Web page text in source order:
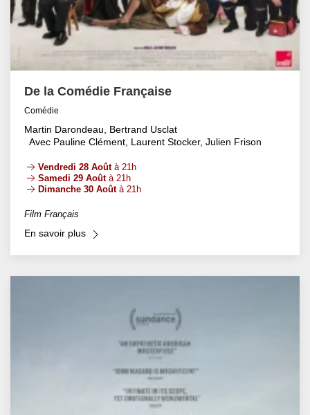
De la Comédie Française
Comédie
Martin Darondeau, Bertrand Usclat
Avec Pauline Clément, Laurent Stocker, Julien Frison
Vendredi 28 Aoûtà 21h
Samedi 29 Aoûtà 21h
Dimanche 30 Aoûtà 21h
Film Français
En savoir plus